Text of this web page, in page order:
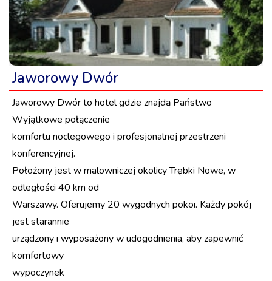
Jaworowy Dwór
Jaworowy Dwór to hotel gdzie znajdą Państwo
Wyjątkowe połączenie
komfortu noclegowego i profesjonalnej przestrzeni
konferencyjnej.
Położony jest w malowniczej okolicy Trębki Nowe, w
odległości 40 km od
Warszawy. Oferujemy 20 wygodnych pokoi. Każdy pokój
jest starannie
urządzony i wyposażony w udogodnienia, aby zapewnić
komfortowy
wypoczynek